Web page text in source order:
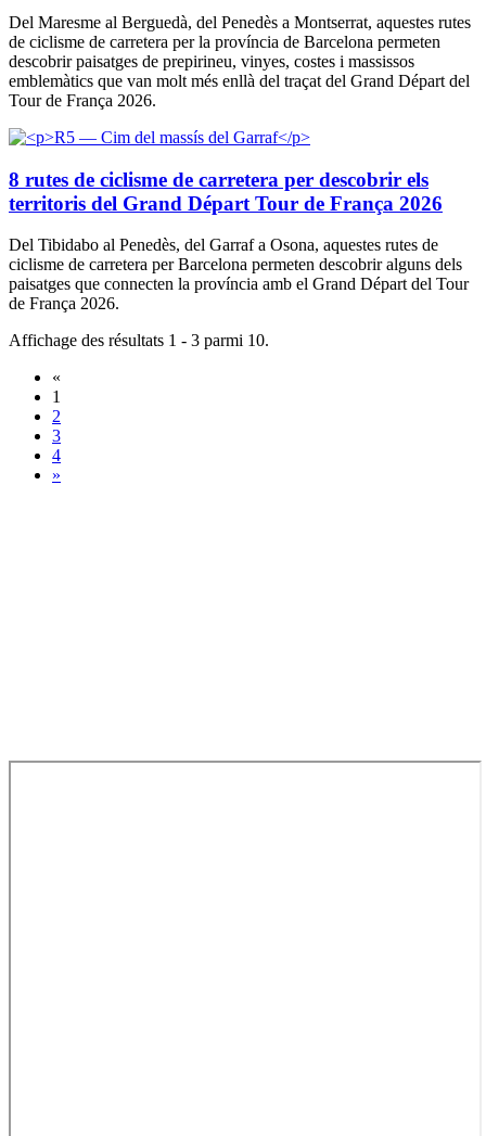
Del Maresme al Berguedà, del Penedès a Montserrat, aquestes rutes
de ciclisme de carretera per la província de Barcelona permeten
descobrir paisatges de prepirineu, vinyes, costes i massissos
emblemàtics que van molt més enllà del traçat del Grand Départ del
Tour de França 2026.
8 rutes de ciclisme de carretera per descobrir els
territoris del Grand Départ Tour de França 2026
Del Tibidabo al Penedès, del Garraf a Osona, aquestes rutes de
ciclisme de carretera per Barcelona permeten descobrir alguns dels
paisatges que connecten la província amb el Grand Départ del Tour
de França 2026.
Affichage des résultats 1 - 3 parmi 10.
«
1
2
3
4
»